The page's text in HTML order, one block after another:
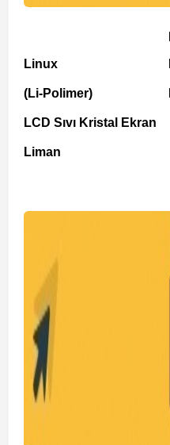
Linux
(Li-Polimer)
LCD Sıvı Kristal Ekran
Liman